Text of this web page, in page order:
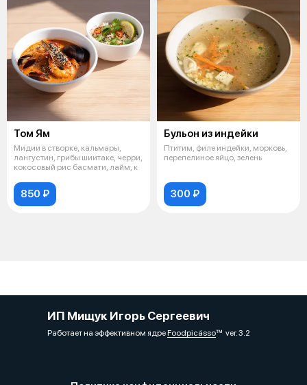
Том Ям
Мидии в створке, кальмары,
лангустин, грибы шиитаке, черри,
кокосовый рис басмати, лайм, к
850 ₽
Бульон из индейки
Птитим, филе индейки, морковь,
перепелиное яйцо, зелень
300 ₽
ИП Мищук Игорь Сергеевич
Работает на эффективном ядреFoodpicássover. 3.2